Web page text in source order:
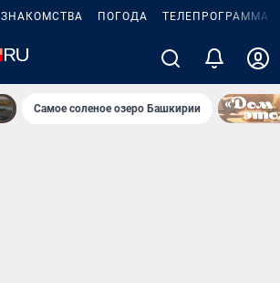
ЗНАКОМСТВА ПОГОДА ТЕЛЕПРОГРАММА
Самое соленое озеро Башкирии